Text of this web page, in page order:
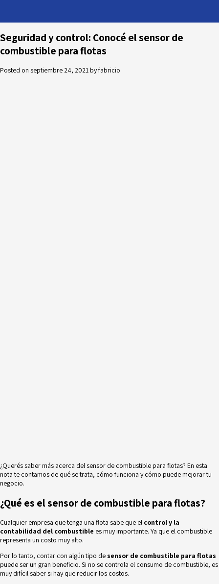
Seguridad y control: Conocé el sensor de
combustible para flotas
Posted on septiembre 24, 2021byfabricio
¿Querés saber más acerca del sensor de combustible para flotas? En esta
nota te contamos de qué se trata, cómo funciona y cómo puede mejorar tu
negocio.
¿Qué es el sensor de combustible para flotas?
Cualquier empresa que tenga una flota sabe que el control y la
contabilidad del combustible es muy importante. Ya que el combustible
representa un costo muy alto.
Por lo tanto, contar con algún tipo de sensor de combustible para flotas
puede ser un gran beneficio. Si no se controla el consumo de combustible, es
muy difícil saber si hay que reducir los costos.